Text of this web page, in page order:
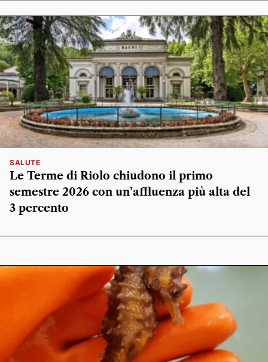
SALUTE
Le Terme di Riolo chiudono il primo
semestre 2026 con un’affluenza più alta del
3 percento